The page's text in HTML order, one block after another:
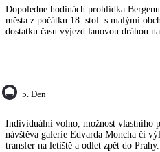
Dopoledne hodinách prohlídka
města z počátku 18. stol. s malými
dostatku času výjezd lanovou dráhou
5. Den
Individuální volno, možnost vlastního
návštěva galerie Edvarda Moncha či
transfer na letiště a odlet zpět do Prahy.